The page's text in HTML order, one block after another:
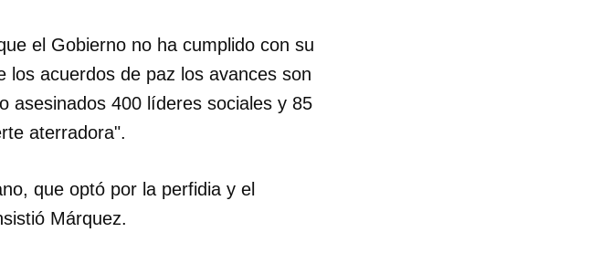
has de iniciar sesión con tu
SESIÓN CANCELAR
el Gobierno no ha cumplido con su
los acuerdos de paz los avances son
asesinados 400 líderes sociales y 85
aterradora".
que optó por la perfidia y el
Márquez.